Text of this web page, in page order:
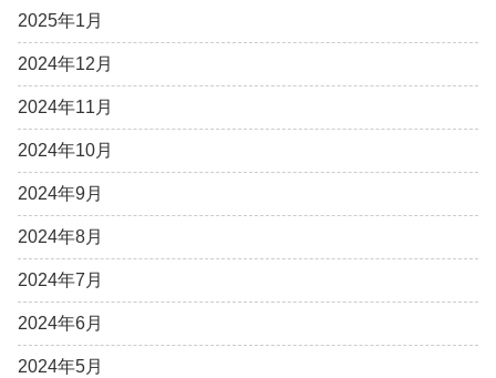
2025年1月
2024年12月
2024年11月
2024年10月
2024年9月
2024年8月
2024年7月
2024年6月
2024年5月